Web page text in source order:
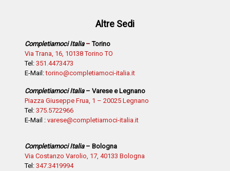
Altre Sedi
Completiamoci Italia – Torino
Via Trana, 16, 10138 Torino TO
Tel: 351.4473473
E-Mail:torino@completiamoci-italia.it
Completiamoci Italia– Varese e Legnano
Piazza Giuseppe Frua, 1 – 20025 Legnano
Tel: 375.5722966
E-Mail : varese@completiamoci-italia.it
Completiamoci Italia– Bologna
Via Costanzo Varolio, 17, 40133 Bologna
Tel: 347.3419994